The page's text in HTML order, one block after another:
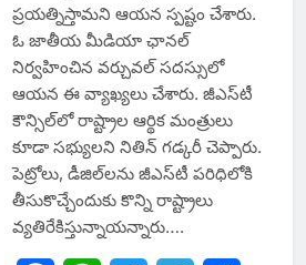
ప్రయత్నిస్తామని ఆయన స్పష్టం చేశారు.
ఓ జాతీయ మీడియా ఛానల్
నిర్వహించిన వర్చువల్ సదస్సులో
ఆయన ఈ వ్యాఖ్యలు చేశారు. జీఎస్‌టీ
కౌన్సిల్‌లో రాష్ట్రాల ఆర్థిక మంత్రులు
కూడా సభ్యులని నితిన్ గడ్కరీ చెప్పారు.
పెట్రోలు, డీజిల్‌లను జీఎస్‌టీ పరిధిలోకి
తీసుకొచ్చేందుకు కొన్ని రాష్ట్రాలు
వ్యతిరేకిస్తున్నాయన్నారు….